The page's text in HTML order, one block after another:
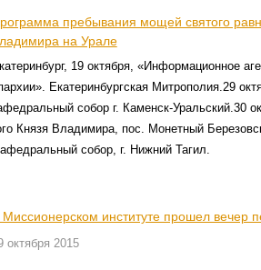
пребывания мощей святого
на Урале
19 октября, «Информационное
Екатеринбургская Митрополия.29
собор г. Каменск-Уральский.30
Князя Владимира, пос. Монетный
собор, г. Нижний Тагил.
Миссионерском институте прошел вечер
октября 2015